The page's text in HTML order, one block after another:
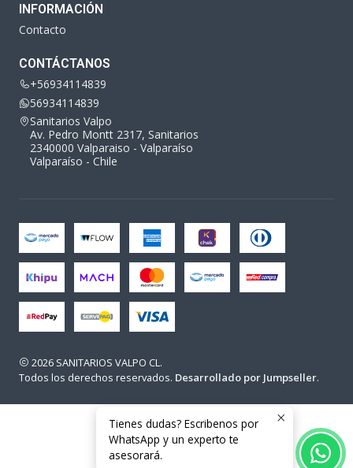
INFORMACIÓN
Contacto
CONTÁCTANOS
+56934114839
56934114839
Sanitarios Valpo
Av. Pedro Montt 2317, Sanitarios
2340000 Valparaiso - Valparaíso
Valparaíso - Chile
2026 SANITARIOS VALPO CL.
Todos los derechos reservados. Desarrollado por Jumpseller.
Tienes dudas? Escribenos por
WhatsApp y un experto te
asesorará.